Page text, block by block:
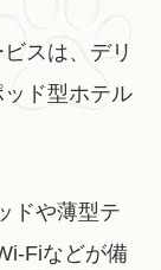
スは、デリ
ド型ホテル
ドや薄型テ
Fiなどが備